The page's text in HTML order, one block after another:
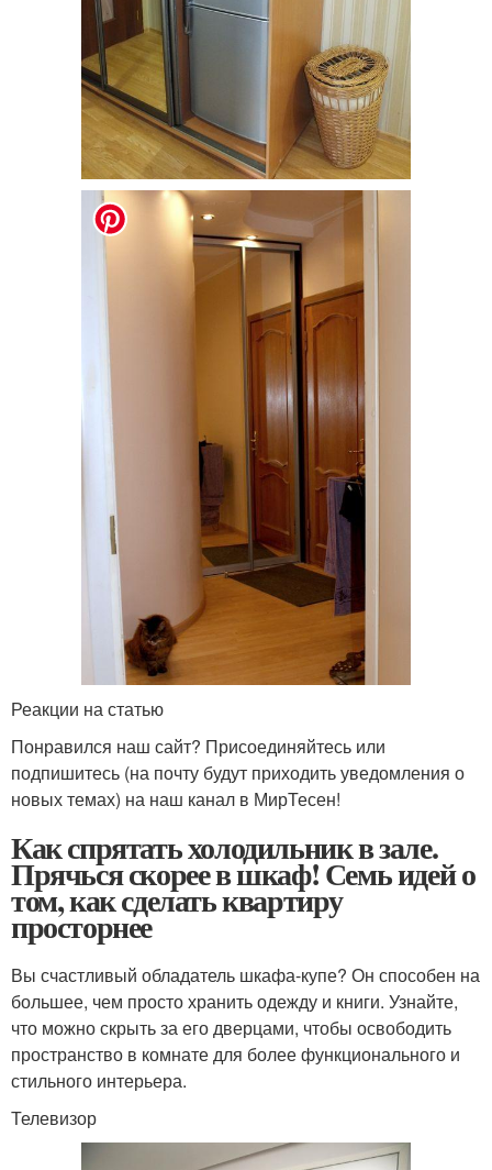
Реакции на статью
Понравился наш сайт? Присоединяйтесь или
подпишитесь (на почту будут приходить уведомления о
новых темах) на наш канал в МирТесен!
Как спрятать холодильник в зале.
Прячься скорее в шкаф! Семь идей о
том, как сделать квартиру
просторнее
Вы счастливый обладатель шкафа-купе? Он способен на
большее, чем просто хранить одежду и книги. Узнайте,
что можно скрыть за его дверцами, чтобы освободить
пространство в комнате для более функционального и
стильного интерьера.
Телевизор